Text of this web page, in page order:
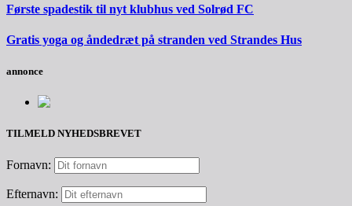
Første spadestik til nyt klubhus ved Solrød FC
Gratis yoga og åndedræt på stranden ved Strandes Hus
annonce
TILMELD NYHEDSBREVET
Fornavn:
Efternavn: